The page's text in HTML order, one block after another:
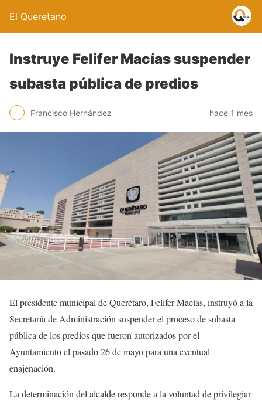
El Queretano
Instruye Felifer Macías suspender
subasta pública de predios
Francisco Hernández hace 1 mes
El presidente municipal de Querétaro, Felifer Macías, instruyó a la
Secretaría de Administración suspender el proceso de subasta
pública de los predios que fueron autorizados por el
Ayuntamiento el pasado 26 de mayo para una eventual
enajenación.
La determinación del alcalde responde a la voluntad de privilegiar